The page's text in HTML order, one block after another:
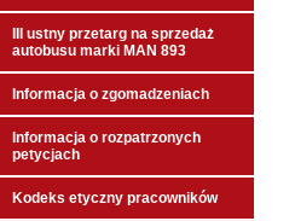
III ustny przetarg na sprzedaż
autobusu marki MAN 893
Informacja o zgomadzeniach
Informacja o rozpatrzonych
petycjach
Kodeks etyczny pracowników